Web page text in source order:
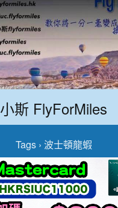
小斯 FlyForMiles
Tags › 波士頓龍蝦